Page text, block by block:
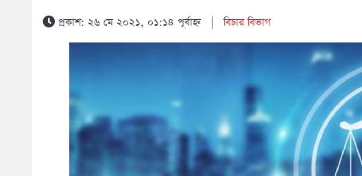
প্রকাশ: ২৬ মে ২০২১, ০১:১৪ পূর্বাহ্ন|বিচার বিভাগ